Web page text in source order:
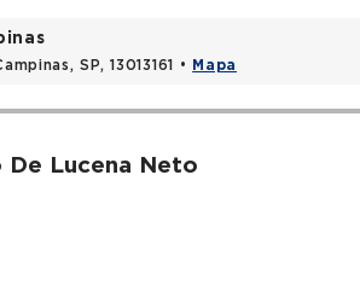
SP, 13013161 • Mapa
Lucena Neto